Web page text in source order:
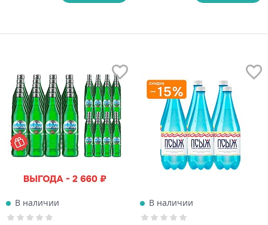
В наличии В наличии